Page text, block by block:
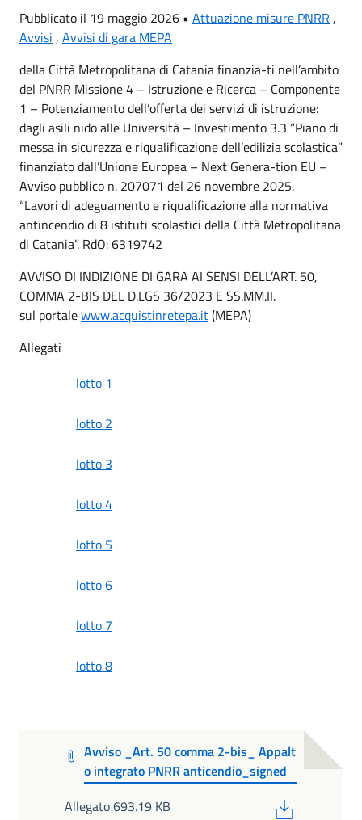
Pubblicato il 19 maggio 2026 • Attuazione misure PNRR ,
Avvisi , Avvisi di gara MEPA
della Città Metropolitana di Catania finanzia-ti nell’ambito
del PNRR Missione 4 – Istruzione e Ricerca – Componente
1 – Potenziamento dell’offerta dei servizi di istruzione:
dagli asili nido alle Università – Investimento 3.3 “Piano di
messa in sicurezza e riqualificazione dell’edilizia scolastica”
finanziato dall’Unione Europea – Next Genera-tion EU –
Avviso pubblico n. 207071 del 26 novembre 2025.
“Lavori di adeguamento e riqualificazione alla normativa
antincendio di 8 istituti scolastici della Città Metropolitana
di Catania”. RdO: 6319742
AVVISO DI INDIZIONE DI GARA AI SENSI DELL’ART. 50,
COMMA 2-BIS DEL D.LGS 36/2023 E SS.MM.II.
sul portalewww.acquistinretepa.it(MEPA)
Allegati
lotto 1
lotto 2
lotto 3
lotto 4
lotto 5
lotto 6
lotto 7
lotto 8
Avviso _Art. 50 comma 2-bis_ Appalt
o integrato PNRR anticendio_signed
Allegato 693.19 KB